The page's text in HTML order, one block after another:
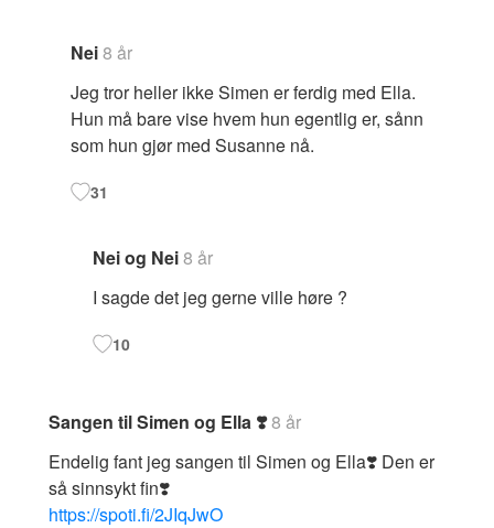
Nei8 år
Jeg tror heller ikke Simen er ferdig med Ella.
Hun må bare vise hvem hun egentlig er, sånn
som hun gjør med Susanne nå.
31
Nei og Nei8 år
I sagde det jeg gerne ville høre ?
10
Sangen til Simen og Ella ❣️8 år
Endelig fant jeg sangen til Simen og Ella❣️ Den er
så sinnsykt fin❣️
https://spoti.fi/2JIqJwO